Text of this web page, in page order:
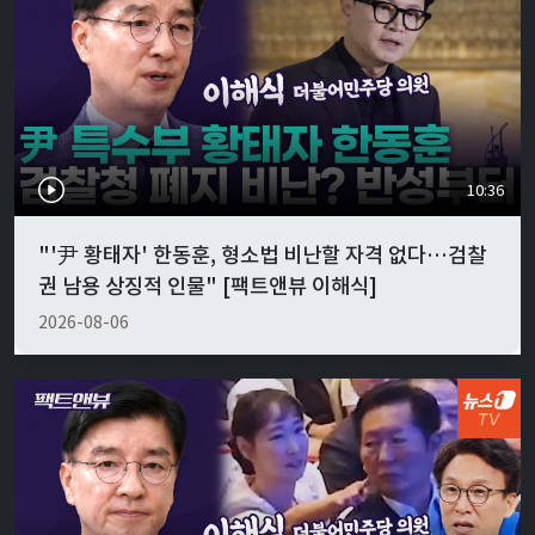
10:36
"'尹 황태자' 한동훈, 형소법 비난할 자격 없다…검찰
권 남용 상징적 인물" [팩트앤뷰 이해식]
2026-08-06